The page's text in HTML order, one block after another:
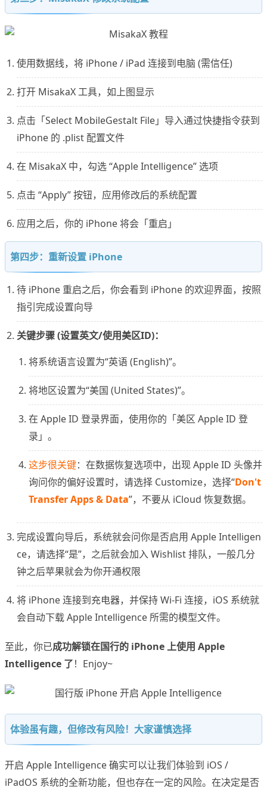
使用数据线，将 iPhone / iPad 连接到电脑 (需信任)
打开 MisakaX 工具，如上图显示
点击「Select MobileGestalt File」导入通过快捷指令获到
iPhone 的 .plist 配置文件
在 MisakaX 中，勾选 “Apple Intelligence” 选项
点击 “Apply” 按钮，应用修改后的系统配置
应用之后，你的 iPhone 将会「重启」
第四步：重新设置 iPhone
待 iPhone 重启之后，你会看到 iPhone 的欢迎界面，按照
指引完成设置向导
关键步骤 (设置英文/使用美区ID)：
将系统语言设置为“英语 (English)”。
将地区设置为“美国 (United States)”。
在 Apple ID 登录界面，使用你的「美区 Apple ID 登
录」。
这步很关键：在数据恢复选项中，出现 Apple ID 头像并
询问你的偏好设置时，请选择 Customize，选择“Don't
Transfer Apps & Data”，不要从 iCloud 恢复数据。
完成设置向导后，系统就会问你是否启用 Apple Intelligen
ce，请选择“是”，之后就会加入 Wishlist 排队，一般几分
钟之后苹果就会为你开通权限
将 iPhone 连接到充电器，并保持 Wi-Fi 连接，iOS 系统就
会自动下载 Apple Intelligence 所需的模型文件。
至此，你已成功解锁在国行的 iPhone 上使用 Apple
Intelligence 了！Enjoy~
体验虽有趣，但修改有风险！大家谨慎选择
开启 Apple Intelligence 确实可以让我们体验到 iOS /
iPadOS 系统的全新功能，但也存在一定的风险。在决定是否